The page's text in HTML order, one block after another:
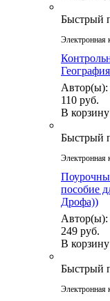
Быстрый
Электронная
110 руб.
В корзину
Быстрый
Электронная
пособие
Дрофа))
Автор(ы):
249 руб.
В корзину
Быстрый
Электронная